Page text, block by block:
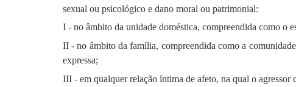
sexual ou psicológico e dano moral ou patrimonial:
I - no âmbito da unidade doméstica, compreendida como o
II - no âmbito da família, compreendida como a
expressa;
III - em qualquer relação íntima de afeto, na qual o